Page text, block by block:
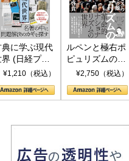
典に学ぶ現代
界 (日経プレ
アシリーズ)
¥1,210（税込）
ルペンと極右ポ
ピュリズムの時
代：〈ヤヌス〉
¥2,750（税込）